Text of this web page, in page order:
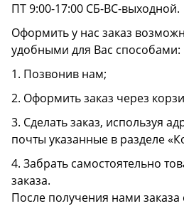
ПТ 9:00-17:00 СБ-ВС-выходной.
Оформить у нас заказ
удобными для Вас способами:
1. Позвонив нам;
2. Оформить заказ через
3. Сделать заказ, используя
почты указанные в разделе
4. Забрать самостоятельно
заказа.
После получения нами